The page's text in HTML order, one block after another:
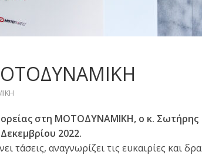
στη ΜΟΤΟΔΥΝΑΜΙΚΗ, ο κ. Σωτήρης
2022.
τάσεις, αναγνωρίζει τις ευκαιρίες και δρα